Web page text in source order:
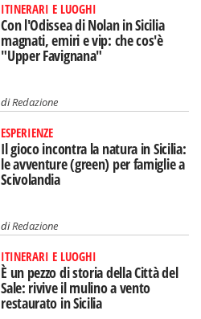
ITINERARI E LUOGHI
Con l'Odissea di Nolan in Sicilia
magnati, emiri e vip: che cos'è
"Upper Favignana"
diRedazione
ESPERIENZE
Il gioco incontra la natura in Sicilia:
le avventure (green) per famiglie a
Scivolandia
diRedazione
ITINERARI E LUOGHI
È un pezzo di storia della Città del
Sale: rivive il mulino a vento
restaurato in Sicilia